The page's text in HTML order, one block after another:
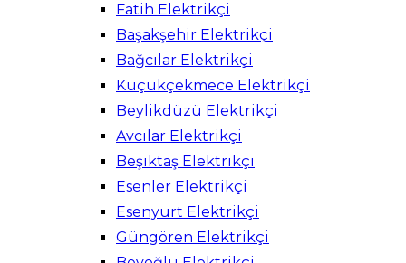
Fatih Elektrikçi
Başakşehir Elektrikçi
Bağcılar Elektrikçi
Küçükçekmece Elektrikçi
Beylikdüzü Elektrikçi
Avcılar Elektrikçi
Beşiktaş Elektrikçi
Esenler Elektrikçi
Esenyurt Elektrikçi
Güngören Elektrikçi